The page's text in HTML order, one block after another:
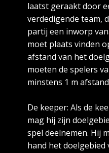
laatst geraakt door
verdedigende team,
partij een inworp
moet plaats vinden
afstand van het
moeten de spelers
minstens 1 m
De keeper: Als de
mag hij zijn
spel deelnemen. Hij
hand het doelgebied